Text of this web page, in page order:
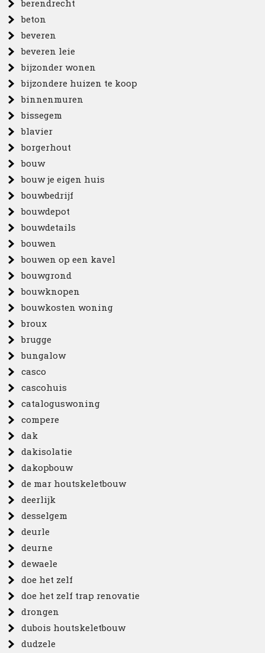
berendrecht
beton
beveren
beveren leie
bijzonder wonen
bijzondere huizen te koop
binnenmuren
bissegem
blavier
borgerhout
bouw
bouw je eigen huis
bouwbedrijf
bouwdepot
bouwdetails
bouwen
bouwen op een kavel
bouwgrond
bouwknopen
bouwkosten woning
broux
brugge
bungalow
casco
cascohuis
cataloguswoning
compere
dak
dakisolatie
dakopbouw
de mar houtskeletbouw
deerlijk
desselgem
deurle
deurne
dewaele
doe het zelf
doe het zelf trap renovatie
drongen
dubois houtskeletbouw
dudzele